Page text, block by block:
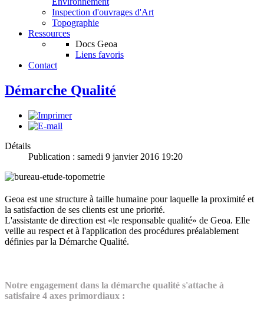
Inspection d'ouvrages d'Art
Topographie
Ressources
Docs Geoa
Liens favoris
Contact
Démarche Qualité
Détails
Publication : samedi 9 janvier 2016 19:20
Geoa est une structure à taille humaine pour laquelle la proximité et
la satisfaction de ses clients est une priorité.
L'assistante de direction est «le responsable qualité» de Geoa. Elle
veille au respect et à l'application des procédures préalablement
définies par la Démarche Qualité.
Notre engagement dans la démarche qualité s'attache à
satisfaire 4 axes primordiaux :